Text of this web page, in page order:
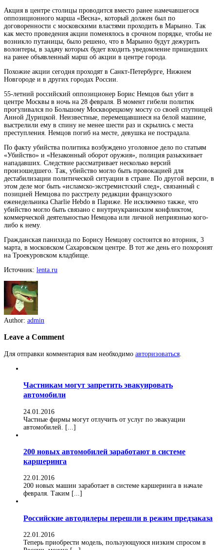
Акция в центре столицы проводится вместо ранее намечавшегося
оппозиционного марша «Весна», который должен был по
договоренности с московскими властями проходить в Марьино. Так
как место проведения акции поменялось в срочном порядке, чтобы не
возникло путаницы, было решено, что в Марьино будут дежурить
волонтеры, в задачу которых будет входить уведомление пришедших
на ранее объявленный марш об акции в центре города.
Похожие акции сегодня проходят в Санкт-Петербурге, Нижнем
Новгороде и в других городах России.
55-летний российский оппозиционер Борис Немцов был убит в
центре Москвы в ночь на 28 февраля. В момент гибели политик
прогуливался по Большому Москворецкому мосту со своей спутницей
Анной Дурицкой. Неизвестные, перемещавшиеся на белой машине,
выстрелили ему в спину не менее шести раз и скрылись с места
преступления. Немцов погиб на месте, девушка не пострадала.
По факту убийства политика возбуждено уголовное дело по статьям
«Убийство» и «Незаконный оборот оружия», полиция разыскивает
нападавших. Следствие рассматривает несколько версий
произошедшего. Так, убийство могло быть провокацией для
дестабилизации политической ситуации в стране. По другой версии, в
этом деле мог быть «исламско-экстремистский след», связанный с
позицией Немцова по расстрелу редакции французского
еженедельника Charlie Hebdo в Париже. Не исключено также, что
убийство могло быть связано с внутриукраинским конфликтом,
коммерческой деятельностью Немцова или личной неприязнью кого-
либо к нему.
Гражданская панихида по Борису Немцову состоится во вторник, 3
марта, в московском Сахаровском центре. В тот же день его похоронят
на Троекуровском кладбище.
Источник: lenta.ru
Author: admin
Leave a Comment
Для отправки комментария вам необходимо авторизоваться
Частникам могут запретить эвакуировать
автомобили
24.01.2016
Частные фирмы могут отлучить от услуг по эвакуации
автомобилей. [...]
200 новых автомобилей заработают в системе
каршеринга
22.01.2016
200 новых машин заработает в системе каршеринга в начале
февраля. Таким [...]
Российские автодилеры перешли в режим предзаказа
22.01.2016
Теперь приобрести модель, пользующуюся низким спросом в